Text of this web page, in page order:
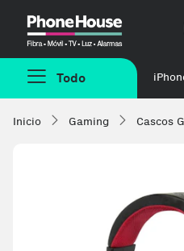
Todo
Inicio Gaming Cascos